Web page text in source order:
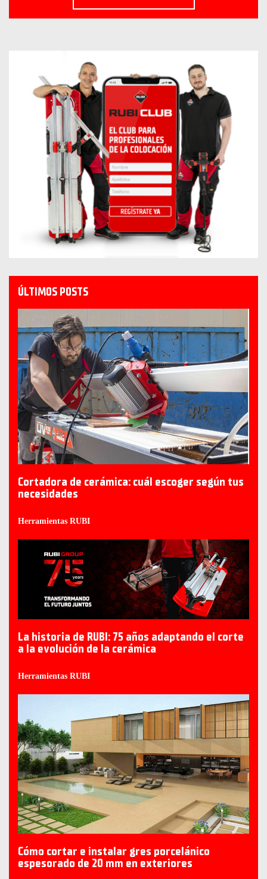
ÚLTIMOS POSTS
Cortadora de cerámica: cuál escoger según tus
necesidades
Herramientas RUBI
La historia de RUBI: 75 años adaptando el corte
a la evolución de la cerámica
Herramientas RUBI
Cómo cortar e instalar gres porcelánico
espesorado de 20 mm en exteriores